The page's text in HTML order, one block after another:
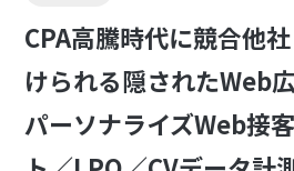
CPA高騰時代に競合他
けられる隠されたWeb
パーソナライズWeb接